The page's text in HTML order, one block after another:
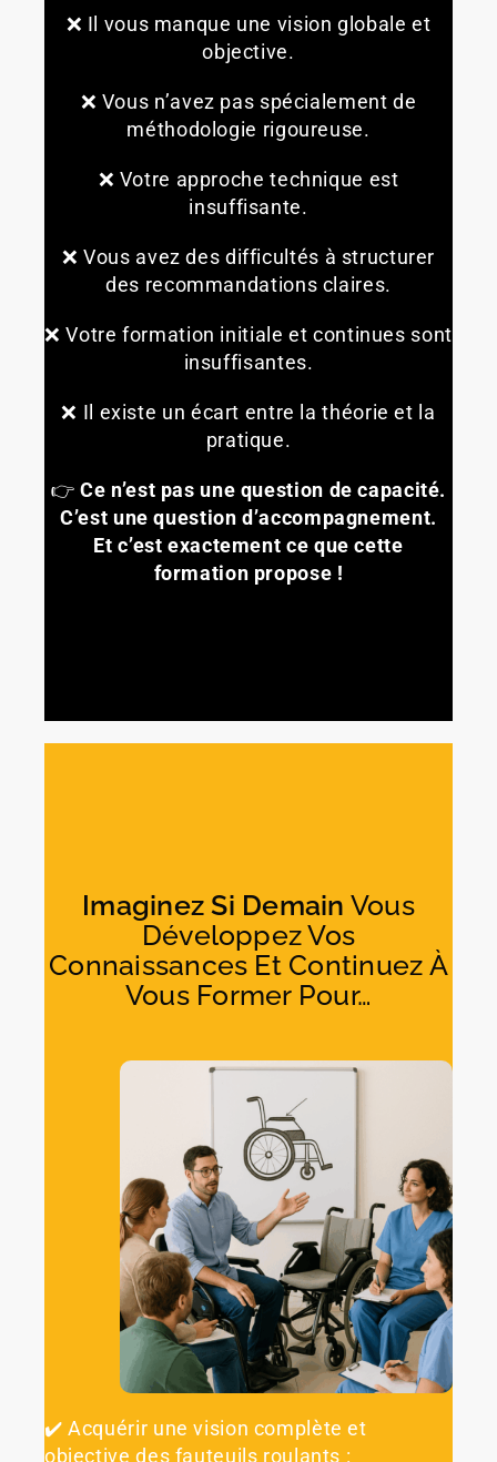
❌ Il vous manque une vision globale et
objective.
❌ Vous n’avez pas spécialement de
méthodologie rigoureuse.
❌ Votre approche technique est
insuffisante.
❌ Vous avez des difficultés à structurer
des recommandations claires.
❌ Votre formation initiale et continues sont
insuffisantes.
❌ Il existe un écart entre la théorie et la
pratique.
👉Ce n’est pas une question de capacité.
C’est une question d’accompagnement.
Et c’est exactement ce que cette
formation propose !
Imaginez Si Demain Vous
Développez Vos
Connaissances Et Continuez À
Vous Former Pour…
✔️ Acquérir une vision complète et
objective des fauteuils roulants :